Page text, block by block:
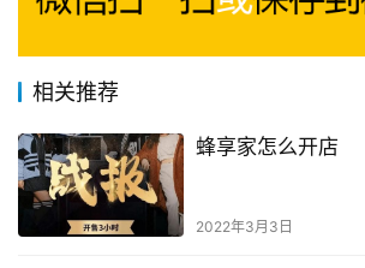
相关推荐
蜂享家怎么开店
2022年3月3日